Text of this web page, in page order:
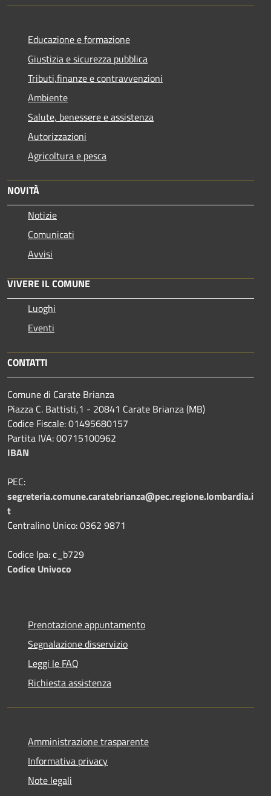
Educazione e formazione
Giustizia e sicurezza pubblica
Tributi,finanze e contravvenzioni
Ambiente
Salute, benessere e assistenza
Autorizzazioni
Agricoltura e pesca
NOVITÀ
Notizie
Comunicati
Avvisi
VIVERE IL COMUNE
Luoghi
Eventi
CONTATTI
Comune di Carate Brianza
Piazza C. Battisti,1 - 20841 Carate Brianza (MB)
Codice Fiscale: 01495680157
Partita IVA: 00715100962
IBAN
PEC:
segreteria.comune.caratebrianza@pec.regione.lombardia.i
t
Centralino Unico: 0362 9871
Codice Ipa: c_b729
Codice Univoco
Prenotazione appuntamento
Segnalazione disservizio
Leggi le FAQ
Richiesta assistenza
Amministrazione trasparente
Informativa privacy
Note legali